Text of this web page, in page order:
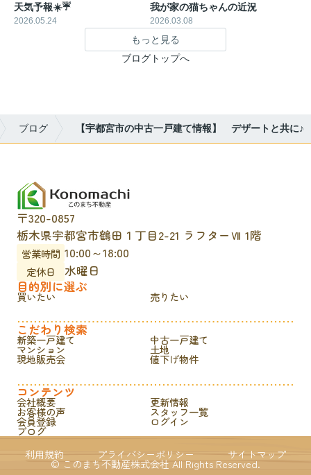
天気予報☀️☔
2026.05.24
我が家の猫ちゃんの近況
2026.03.08
もっと見る
ブログトップへ
ブログ 【宇都宮市の中古一戸建て情報】 デザートと共に♪
〒320-0857
栃木県宇都宮市鶴田１丁目2-21 ラフターⅦ 1階
営業時間 10:00～18:00
定休日
水曜日
目的別に選ぶ
買いたい 売りたい
こだわり検索
新築一戸建て 中古一戸建て
マンション 土地
現地販売会 値下げ物件
コンテンツ
会社概要 更新情報
お客様の声 スタッフ一覧
会員登録 ログイン
ブログ
利用規約
プライバシーポリシー サイトマップ
© このまち不動産株式会社 All Rights Reserved.